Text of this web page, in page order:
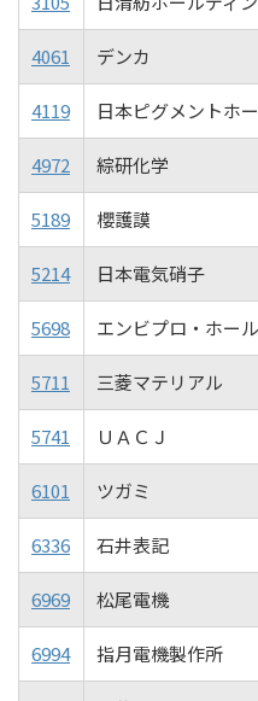
4061 デンカ
4119 日本ピグメントホ
4972 綜研化学
5189 櫻護謨
5214 日本電気硝子
5698 エンビプロ・ホー
5711 三菱マテリアル
5741 ＵＡＣＪ
6101 ツガミ
6336 石井表記
6969 松尾電機
6994 指月電機製作所